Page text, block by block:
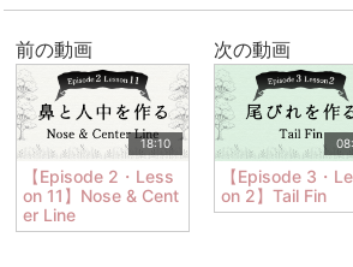
前の動画
18:10
【Episode 2・Less
on 11】Nose & Cent
er Line
次の動画
【Episode 3・
on 2】Tail Fin